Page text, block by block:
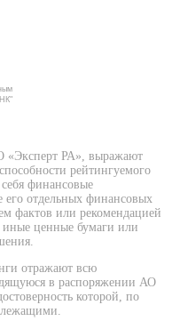
«Эксперт РА», выражают
рейтингуемого
финансовые
его отдельных финансовых
фактов или рекомендацией
иные ценные бумаги или
отражают всю
в распоряжении АО
которой, по